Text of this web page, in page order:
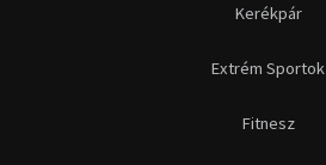
Kerékpár
Extrém Sportok
Fitnesz